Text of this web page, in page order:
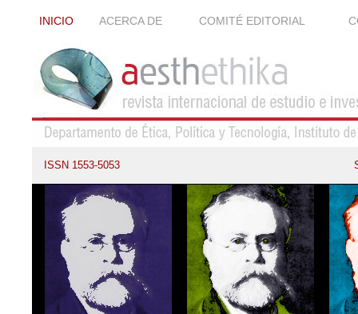
INICIO ACERCA DE COMITÉ EDITORIAL
ISSN 1553-5053